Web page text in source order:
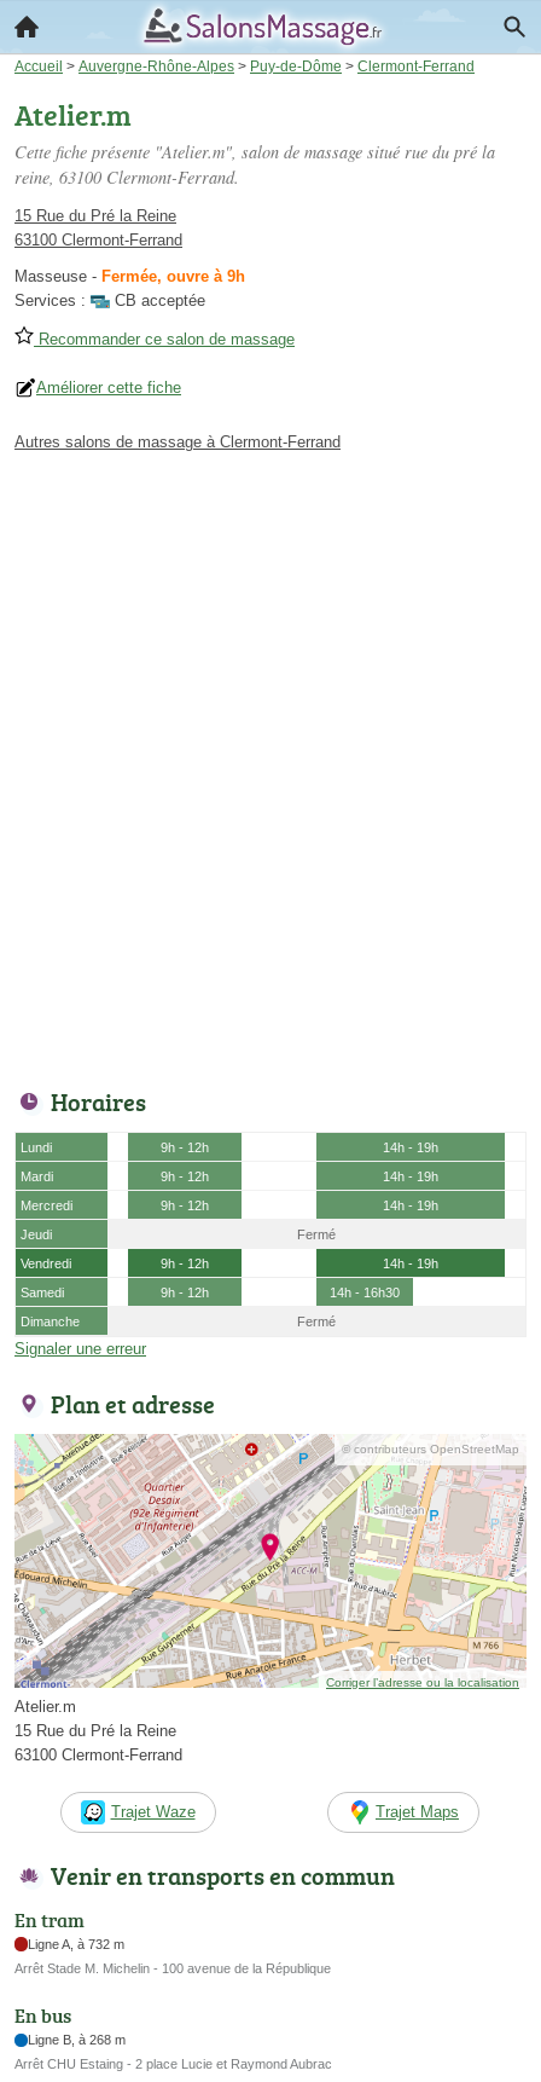
Accueil > Auvergne-Rhône-Alpes > Puy-de-Dôme > Clermont-Ferrand
Atelier.m
Cette fiche présente "Atelier.m", salon de massage situé rue du pré la
reine, 63100 Clermont-Ferrand.
15 Rue du Pré la Reine
63100 Clermont-Ferrand
Masseuse - Fermée, ouvre à 9h
Services :
CB acceptée
Recommander ce salon de massage
Améliorer cette fiche
Autres salons de massage à Clermont-Ferrand
Horaires
Lundi 9h - 12h
14h - 19h
Mardi
9h - 12h
14h - 19h
Mercredi
9h - 12h
14h - 19h
Jeudi
Fermé
Vendredi
9h - 12h
14h - 19h
Samedi
9h - 12h
14h - 16h30
Dimanche
Fermé
Signaler une erreur
Plan et adresse
© contributeurs OpenStreetMap
Corriger l’adresse ou la localisation
Atelier.m
15 Rue du Pré la Reine
63100 Clermont-Ferrand
Trajet Waze Trajet Maps
Venir en transports en commun
En tram
Ligne A, à 732 m
Arrêt Stade M. Michelin - 100 avenue de la République
En bus
Ligne B, à 268 m
Arrêt CHU Estaing - 2 place Lucie et Raymond Aubrac